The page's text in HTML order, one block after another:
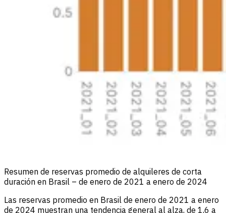
Resumen de reservas promedio de alquileres de corta
duración en Brasil – de enero de 2021 a enero de 2024
Las reservas promedio en Brasil de enero de 2021 a enero
de 2024 muestran una tendencia general al alza, de 1,6 a